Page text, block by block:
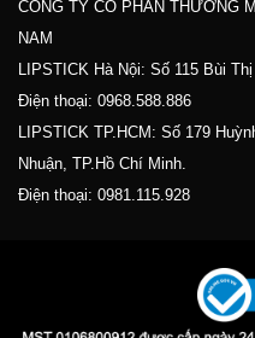
CÔNG TY CỔ PHẦN THƯƠNG
NAM
LIPSTICK Hà Nội: Số 115 Bùi
Điện thoại: 0968.588.886
LIPSTICK TP.HCM: Số 179
Nhuận, TP.Hồ Chí Minh.
Điện thoại: 0981.115.928